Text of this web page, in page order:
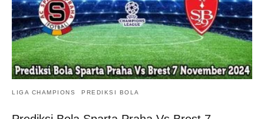
LIGA CHAMPIONS PREDIKSI BOLA